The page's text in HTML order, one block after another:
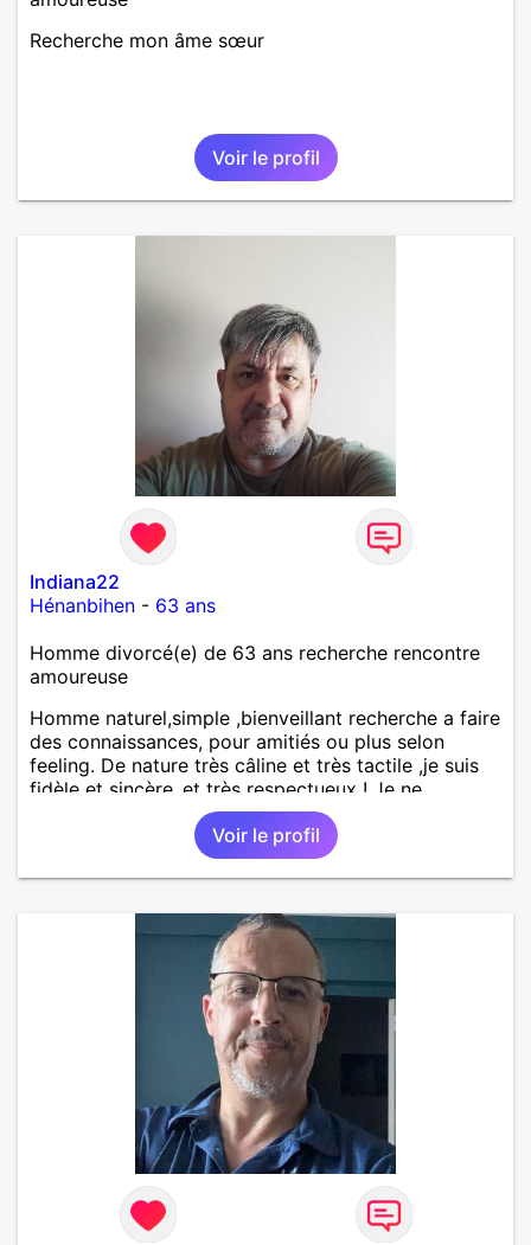
Recherche mon âme sœur
Voir le profil
Indiana22
Hénanbihen - 63 ans
Homme divorcé(e) de 63 ans recherche rencontre
amoureuse
Homme naturel,simple ,bienveillant recherche a faire
des connaissances, pour amitiés ou plus selon
feeling. De nature très câline et très tactile ,je suis
fidèle et sincère.,et très respectueux ! Je ne
supporte pas le mensonge.Rien ne vaut une vraie
rencontre,pour échanger en toute simplicité,j'ai du
mal à prolonger des échanges virtuels Je suis plutôt
attiré par des femmes ayant la cinquantaine ,belles
naturellement ,sans fards ,ni excès A vous de jouer
Voir le profil